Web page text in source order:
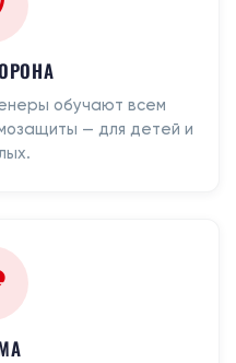
обучают всем
— для детей и